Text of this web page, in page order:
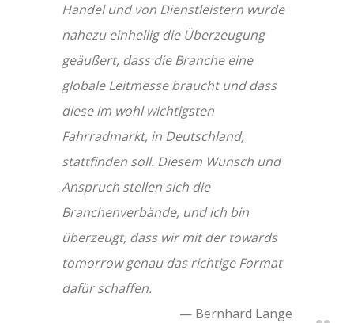
Handel und von Dienstleistern wurde
nahezu einhellig die Überzeugung
geäußert, dass die Branche eine
globale Leitmesse braucht und dass
diese im wohl wichtigsten
Fahrradmarkt, in Deutschland,
stattfinden soll. Diesem Wunsch und
Anspruch stellen sich die
Branchenverbände, und ich bin
überzeugt, dass wir mit der towards
tomorrow genau das richtige Format
dafür schaffen.
Bernhard Lange